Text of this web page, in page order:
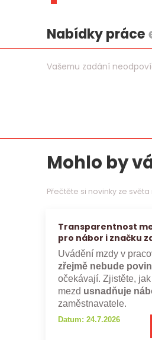
Nabídky práce
Vašemu zadání
Mohlo by
Přečtěte si novinky ze
Transparentnost
pro nábor i značku
Uvádění mzdy v
zřejmě nebude
očekávají. Zjistěte,
mezd usnadňuje
zaměstnavatele.
Datum: 24.7.2026